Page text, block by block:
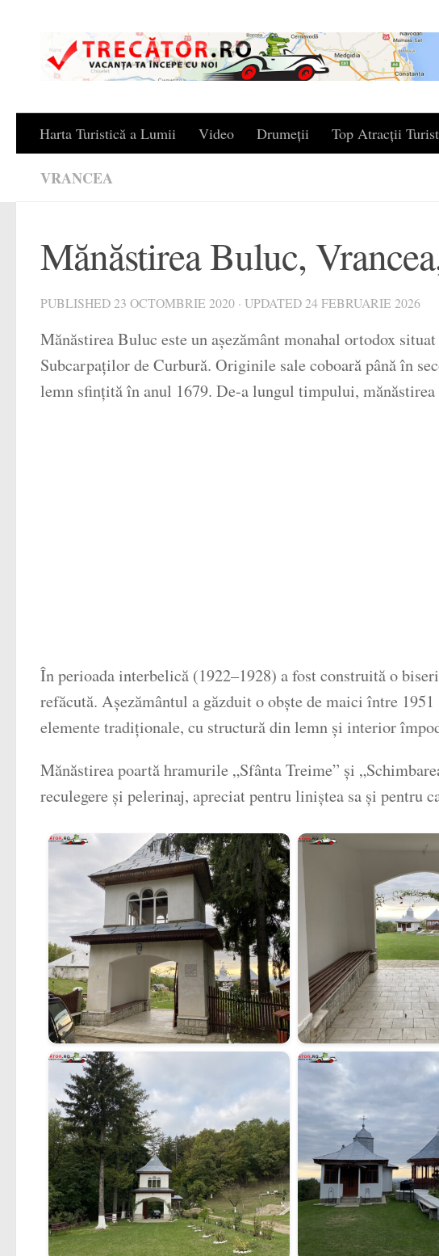
Harta Turistică a Lumii Video Drumeții Top Atracții
VRANCEA
Mănăstirea Buluc,
PUBLISHED23 OCTOMBRIE 2020 · UPDATED24 FEBRUARIE 2026
Mănăstirea Buluc este un așezământ monahal ortodox
Subcarpaților de Curbură. Originile sale coboară până în
lemn sfințită în anul 1679. De-a lungul timpului,
În perioada interbelică (1922–1928) a fost construită o
refăcută. Așezământul a găzduit o obște de maici între
elemente tradiționale, cu structură din lemn și interior
Mănăstirea poartă hramurile „Sfânta Treime” și
reculegere și pelerinaj, apreciat pentru liniștea sa și pentru